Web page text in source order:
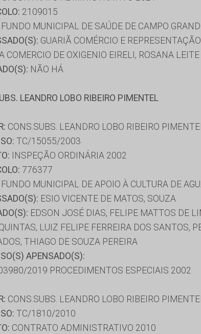
2109015
FUNDO MUNICIPAL DE SAÚDE DE CAMPO
GUARIÃ COMÉRCIO E
COMERCIO DE OXIGENIO EIRELI, ROSANA
NÃO HÁ
LEANDRO LOBO RIBEIRO PIMENTEL
CONS.SUBS. LEANDRO LOBO RIBEIRO PIMENTEL
TC/15055/2003
INSPEÇÃO ORDINÁRIA 2002
776377
FUNDO MUNICIPAL DE APOIO À CULTURA DE
ESIO VICENTE DE MATOS, SOUZA
EDSON JOSÉ DIAS, FELIPE MATTOS DE
LUIZ FELIPE FERREIRA DOS SANTOS,
THIAGO DE SOUZA PEREIRA
APENSADO(S):
2019 PROCEDIMENTOS ESPECIAIS 2002
CONS.SUBS. LEANDRO LOBO RIBEIRO PIMENTEL
TC/1810/2010
CONTRATO ADMINISTRATIVO 2010